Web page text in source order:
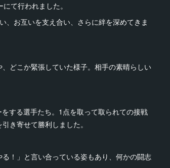
て行われました。
、お互いを支え合い、さらに絆を深めてきま
どこか緊張していた様子。相手の素晴らしい
する選手たち。1点を取って取られての接戦
き寄せて勝利しました。
！」と言い合っている姿もあり、何かの闘志